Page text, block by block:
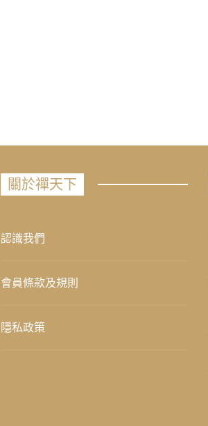
關於禪天下
認識我們
會員條款及規則
隱私政策